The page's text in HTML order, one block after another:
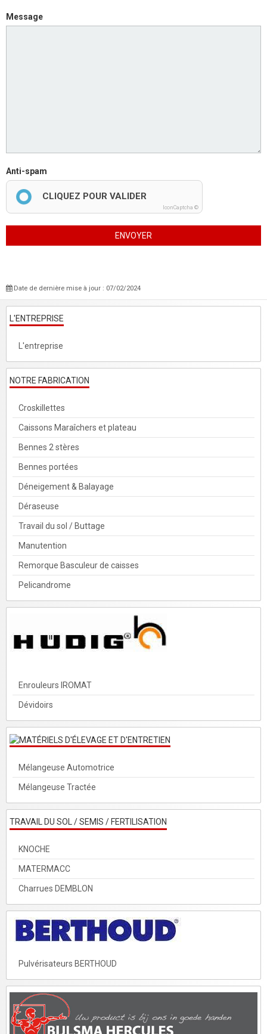
Message
Anti-spam
CLIQUEZ POUR VALIDER
IconCaptcha ©
ENVOYER
Date de dernière mise à jour : 07/02/2024
L'ENTREPRISE
L'entreprise
NOTRE FABRICATION
Croskillettes
Caissons Maraîchers et plateau
Bennes 2 stères
Bennes portées
Déneigement & Balayage
Déraseuse
Travail du sol / Buttage
Manutention
Remorque Basculeur de caisses
Pelicandrome
Enrouleurs IROMAT
Dévidoirs
Mélangeuse Automotrice
Mélangeuse Tractée
TRAVAIL DU SOL / SEMIS / FERTILISATION
KNOCHE
MATERMACC
Charrues DEMBLON
Pulvérisateurs BERTHOUD